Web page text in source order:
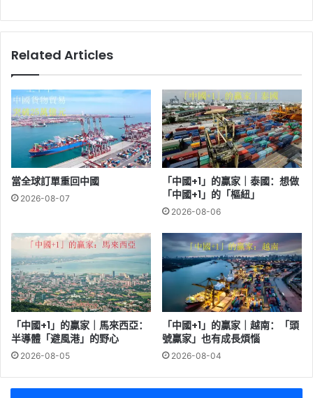
Related Articles
當全球訂單重回中國
2026-08-07
「中國+1」的贏家｜泰國：想做
「中國+1」的「樞紐」
2026-08-06
「中國+1」的贏家｜馬來西亞：
半導體「避風港」的野心
2026-08-05
「中國+1」的贏家｜越南：「頭
號贏家」也有成長煩惱
2026-08-04